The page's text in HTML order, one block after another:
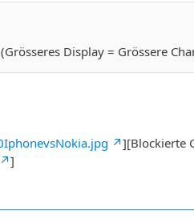
Display = Grössere
][Blockierte
]